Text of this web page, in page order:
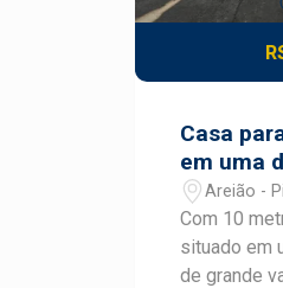
Casa
em uma
em
Areião -
Com 10
situado em
de grande